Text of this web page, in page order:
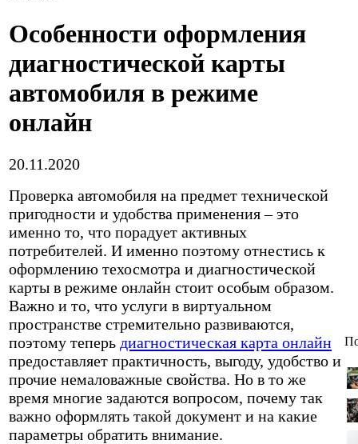
Особенности оформления
диагностической карты
автомобиля в режиме
онлайн
20.11.2020
Проверка автомобиля на предмет технической
пригодности и удобства применения – это
именно то, что порадует активных
потребителей. И именно поэтому отнестись к
оформлению техосмотра и диагностической
карты в режиме онлайн стоит особым образом.
Важно и то, что услуги в виртуальном
пространстве стремительно развиваются,
поэтому теперь диагностическая карта онлайн
предоставляет практичность, выгоду, удобство и
прочие немаловажные свойства. Но в то же
время многие задаются вопросом, почему так
важно оформлять такой документ и на какие
параметры обратить внимание.